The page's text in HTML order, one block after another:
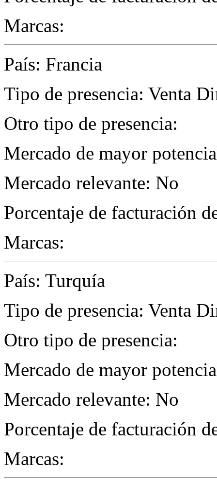
Marcas:
País: Francia
Tipo de presencia: Venta
Otro tipo de presencia:
Mercado de mayor
Mercado relevante: No
Porcentaje de facturación
Marcas:
País: Turquía
Tipo de presencia: Venta
Otro tipo de presencia:
Mercado de mayor
Mercado relevante: No
Porcentaje de facturación
Marcas: